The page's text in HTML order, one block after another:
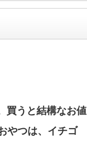
買うと結構なお値
やつは、イチゴ